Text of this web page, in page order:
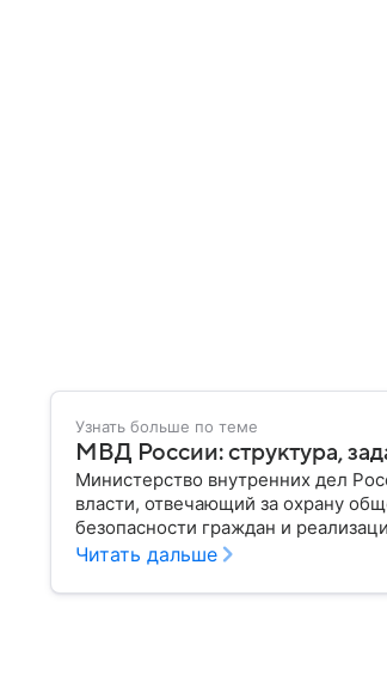
Узнать больше по теме
МВД России: структура,
Министерство внутренних дел
власти, отвечающий за охрану
безопасности граждан и
материале рассказываем, чем
Читать дальше